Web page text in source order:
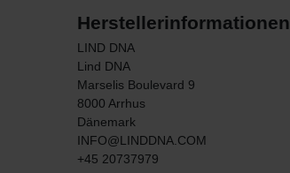
Herstellerinformationen
LIND DNA
Lind DNA
Marselis Boulevard 9
8000 Arrhus
Dänemark
INFO@LINDDNA.COM
+45 20737979